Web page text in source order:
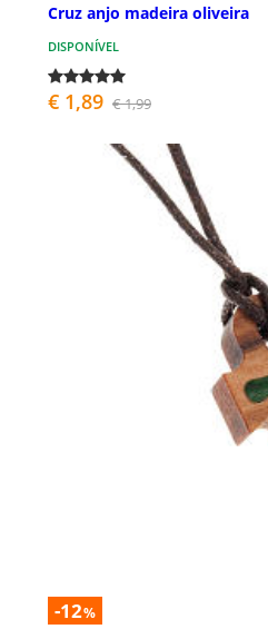
Cruz anjo madeira oliveira
DISPONÍVEL
€ 1,89 € 1,99
-12%